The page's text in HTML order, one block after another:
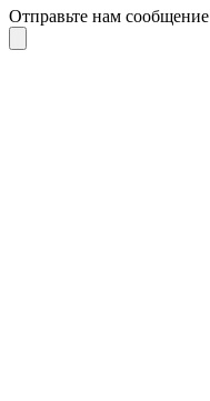
Отправьте нам сообщение